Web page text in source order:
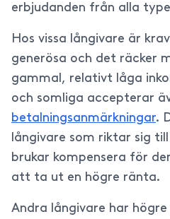
erbjudanden från alla
Hos vissa långivare är
generösa och det räcker
gammal, relativt låga
och somliga accepterar
betalningsanmärkningar.
långivare som riktar sig
brukar kompensera för
att ta ut en högre ränta.
Andra långivare har